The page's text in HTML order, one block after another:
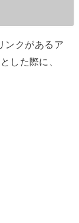
ンクがあるア
した際に、